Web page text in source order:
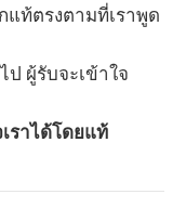
ท้ตรงตามที่เราพูด
ป ผู้รับจะเข้าใจ
ราได้โดยแท้